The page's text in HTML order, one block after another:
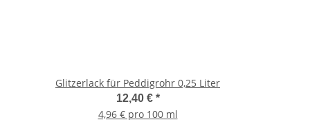
Glitzerlack für Peddigrohr 0,25 Liter
12,40 € *
4,96 € pro 100 ml